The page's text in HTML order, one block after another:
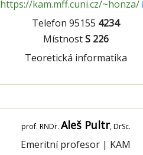
https://kam.mff.cuni.cz/~honza/
Telefon 95155 4234
MístnostS 226
Teoretická informatika
prof. RNDr. Aleš Pultr, DrSc.
Emeritní profesor | KAM